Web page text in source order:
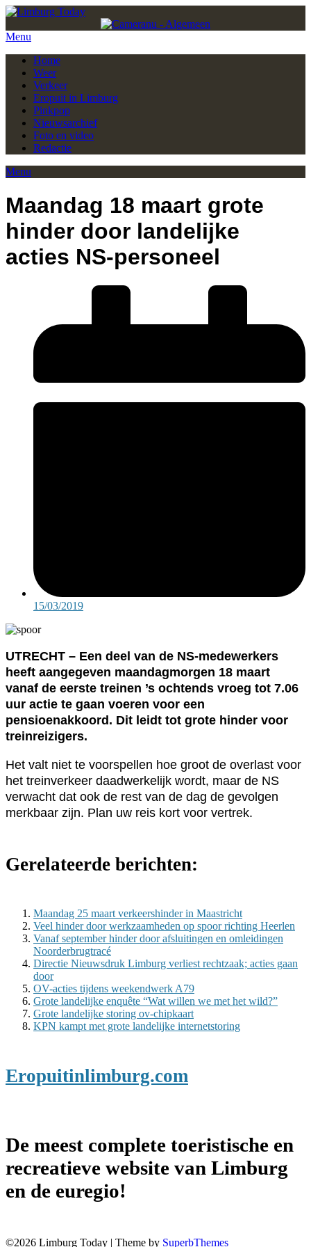
Menu
Home
Weer
Verkeer
Eropuit in Limburg
Pinkpop
Nieuwsarchief
Foto en video
Redactie
Menu
Maandag 18 maart grote
hinder door landelijke
acties NS-personeel
15/03/2019
UTRECHT – Een deel van de NS-medewerkers
heeft aangegeven maandagmorgen 18 maart
vanaf de eerste treinen ’s ochtends vroeg tot 7.06
uur actie te gaan voeren voor een
pensioenakkoord. Dit leidt tot grote hinder voor
treinreizigers.
Het valt niet te voorspellen hoe groot de overlast voor
het treinverkeer daadwerkelijk wordt, maar de NS
verwacht dat ook de rest van de dag de gevolgen
merkbaar zijn. Plan uw reis kort voor vertrek.
Gerelateerde berichten:
Maandag 25 maart verkeershinder in Maastricht
Veel hinder door werkzaamheden op spoor richting Heerlen
Vanaf september hinder door afsluitingen en omleidingen
Noorderbrugtracé
Directie Nieuwsdruk Limburg verliest rechtzaak; acties gaan
door
OV-acties tijdens weekendwerk A79
Grote landelijke enquête “Wat willen we met het wild?”
Grote landelijke storing ov-chipkaart
KPN kampt met grote landelijke internetstoring
Eropuitinlimburg.com
De meest complete toeristische en
recreatieve website van Limburg
en de euregio!
©2026 Limburg Today | Theme by SuperbThemes